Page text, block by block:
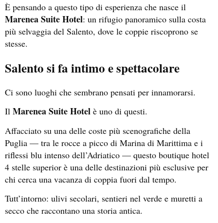
È pensando a questo tipo di esperienza che nasce il
Marenea Suite Hotel: un rifugio panoramico sulla costa
più selvaggia del Salento, dove le coppie riscoprono se
stesse.
Salento si fa intimo e spettacolare
Ci sono luoghi che sembrano pensati per innamorarsi.
Il Marenea Suite Hotel è uno di questi.
Affacciato su una delle coste più scenografiche della
Puglia — tra le rocce a picco di Marina di Marittima e i
riflessi blu intenso dell’Adriatico — questo boutique hotel
4 stelle superior è una delle destinazioni più esclusive per
chi cerca una vacanza di coppia fuori dal tempo.
Tutt’intorno: ulivi secolari, sentieri nel verde e muretti a
secco che raccontano una storia antica.